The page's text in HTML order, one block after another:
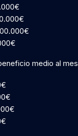
medio al mes